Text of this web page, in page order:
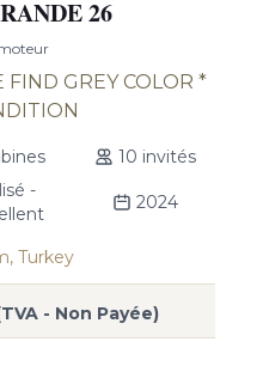
26
FIND GREY COLOR *
10 invités
-
2024
Turkey
- Non Payée)